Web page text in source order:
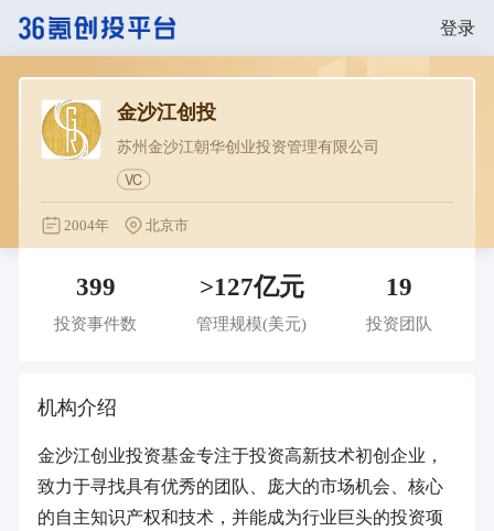
登录
金沙江创投
苏州金沙江朝华创业投资管理有限公司
VC
2004年 北京市
399
投资事件数
>127亿元
管理规模(美元)
19
投资团队
机构介绍
金沙江创业投资基金专注于投资高新技术初创企业，
致力于寻找具有优秀的团队、庞大的市场机会、核心
的自主知识产权和技术，并能成为行业巨头的投资项